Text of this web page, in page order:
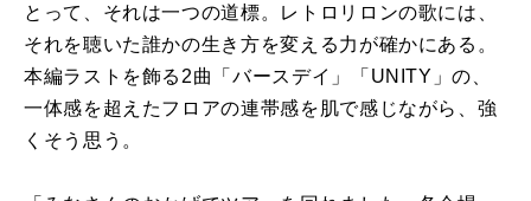
とって、それは一つの道標。レトロリロンの歌には、
それを聴いた誰かの生き方を変える力が確かにある。
本編ラストを飾る2曲「バースデイ」「UNITY」の、
一体感を超えたフロアの連帯感を肌で感じながら、強
くそう思う。